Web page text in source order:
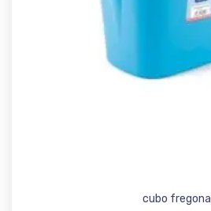
cubo fregona